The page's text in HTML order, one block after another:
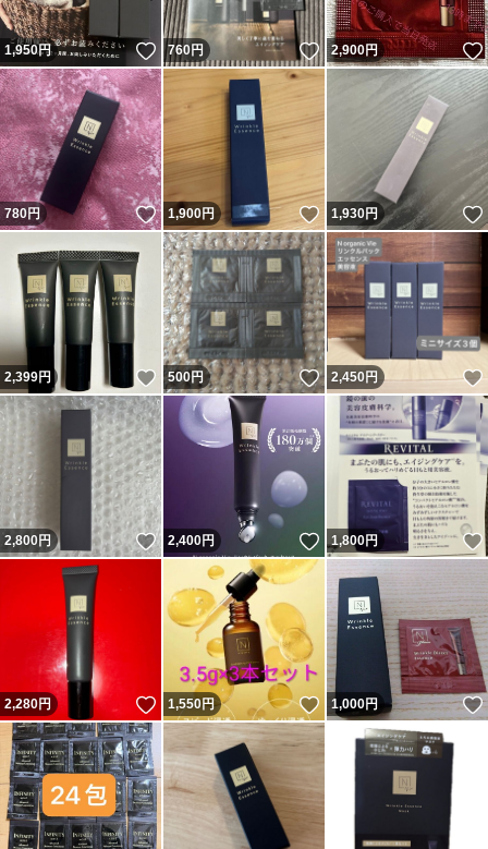
1,950円 いいね！
760円 いいね！
2,900円
780円 いいね！
1,900円 いいね！
1,930円
2,399円 いいね！
500円 いいね！
2,450円
2,800円 いいね！
2,400円 いいね！
1,800円
2,280円 いいね！
1,550円 いいね！
1,000円